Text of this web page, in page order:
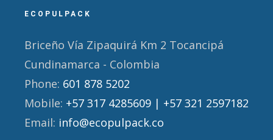
ECOPULPACK
Briceño Vía Zipaquirá Km 2 Tocancipá
Cundinamarca - Colombia
Phone: 601 878 5202
Mobile: +57 317 4285609 | +57 321 2597182
Email: info@ecopulpack.co